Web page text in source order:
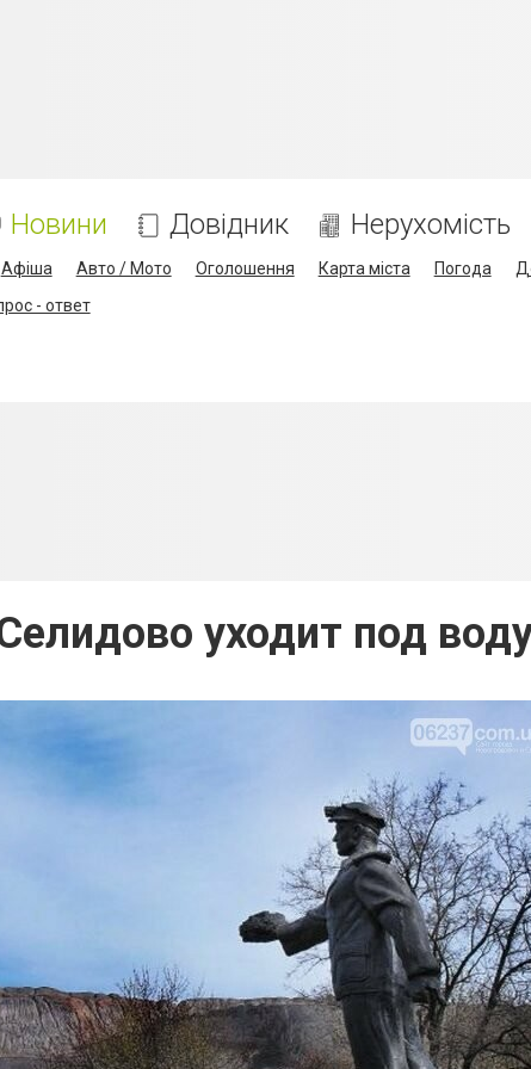
Новини Довідник Нерухомість
Афіша Авто / Мото Оголошення Карта міста Погода
- ответ
уходит под